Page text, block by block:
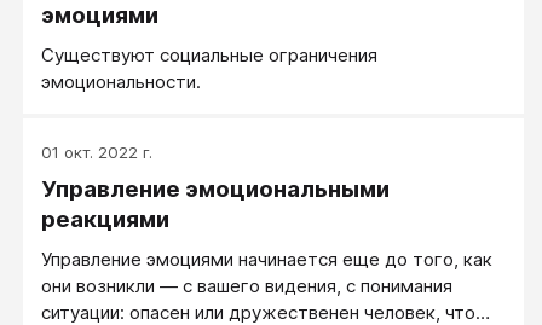
эмоциями
Существуют социальные ограничения
эмоциональности.
01 окт. 2022 г.
Управление эмоциональными
реакциями
Управление эмоциями начинается еще до того, как
они возникли ― с вашего видения, с понимания
ситуации: опасен или дружественен человек, что